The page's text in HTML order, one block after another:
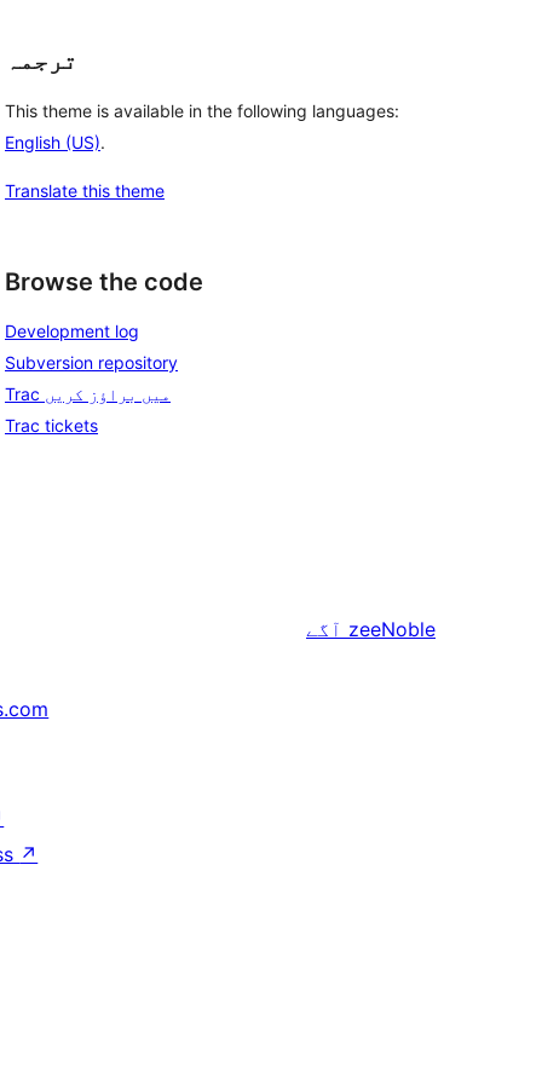
ترجمہ
This theme is available in the following languages:
English (US).
Translate this theme
Browse the code
Development log
Subversion repository
Trac میں براؤز کریں
Trac tickets
آگے zeeNoble
↗